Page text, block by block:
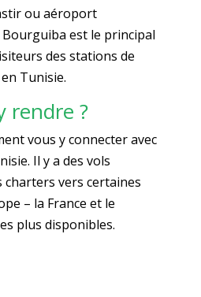
ou aéroport
est le principal
des stations de
Tunisie.
rendre ?
vous y connecter avec
Il y a des vols
charters vers certaines
– la France et le
plus disponibles.